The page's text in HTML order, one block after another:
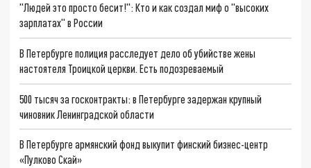
"Людей это просто бесит!": Кто и как создал миф о "высоких
зарплатах" в России
В Петербурге полиция расследует дело об убийстве жены
настоятеля Троицкой церкви. Есть подозреваемый
500 тысяч за госконтракты: в Петербурге задержан крупный
чиновник Ленинградской области
В Петербурге армянский фонд выкупит финский бизнес-центр
«Пулково Скай»